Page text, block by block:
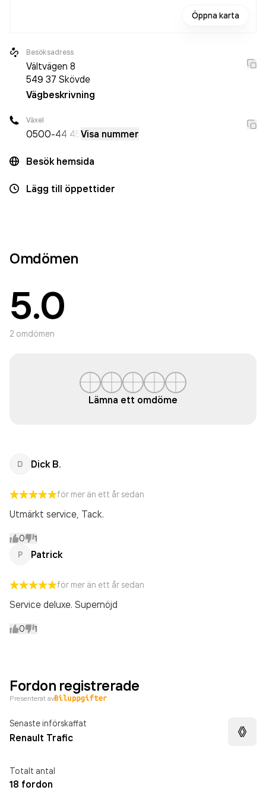
Öppna karta
Besöksadress
Vältvägen 8
549 37 Skövde
Vägbeskrivning
Växel
0500-44 45 Visa nummer
Besök hemsida
Lägg till öppettider
Omdömen
5.0
2 omdömen
Lämna ett omdöme
D Dick B.
för mer än ett år sedan
Utmärkt service, Tack.
0 1
P Patrick
för mer än ett år sedan
Service deluxe. Supernöjd
0 1
Fordon registrerade
Presenterat av
Senaste införskaffat
Renault Trafic
Totalt antal
18 fordon